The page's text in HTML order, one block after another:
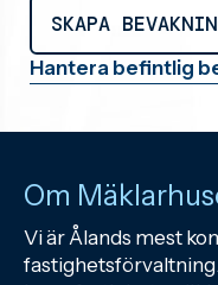
Hantera befintlig
Om
Vi är Ålands mest